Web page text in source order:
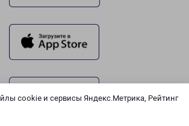
cookie и сервисы Яндекс.Метрика, Рейтинг